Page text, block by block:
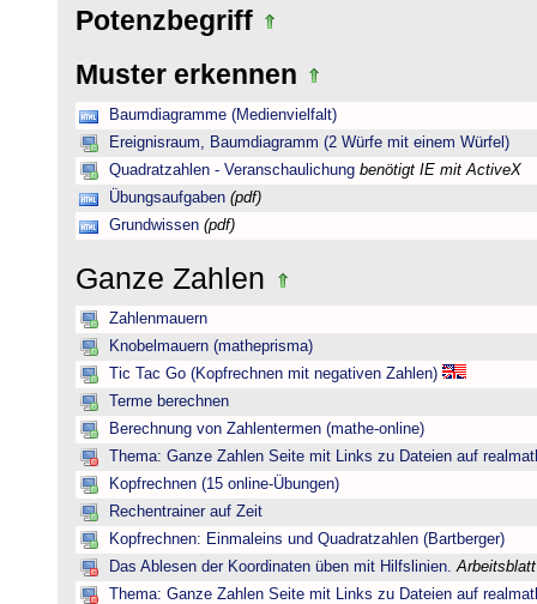
Potenzbegriff
Muster erkennen
Baumdiagramme (Medienvielfalt)
Ereignisraum, Baumdiagramm (2 Würfe mit einem Würfel)
Quadratzahlen - Veranschaulichung benötigt IE mit ActiveX
Übungsaufgaben (pdf)
Grundwissen (pdf)
Ganze Zahlen
Zahlenmauern
Knobelmauern (matheprisma)
Tic Tac Go (Kopfrechnen mit negativen Zahlen)
Terme berechnen
Berechnung von Zahlentermen (mathe-online)
Thema: Ganze Zahlen Seite mit Links zu Dateien auf
Kopfrechnen (15 online-Übungen)
Rechentrainer auf Zeit
Kopfrechnen: Einmaleins und Quadratzahlen (Bartberger)
Das Ablesen der Koordinaten üben mit Hilfslinien.
Thema: Ganze Zahlen Seite mit Links zu Dateien auf